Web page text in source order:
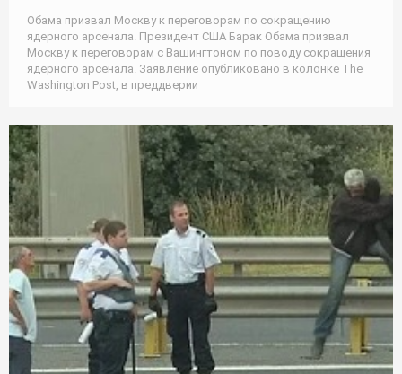
Обама призвал Москву к переговорам по сокращению
ядерного арсенала. Президент США Барак Обама призвал
Москву к переговорам с Вашингтоном по поводу сокращения
ядерного арсенала. Заявление опубликовано в колонке The
Washington Post, в преддверии